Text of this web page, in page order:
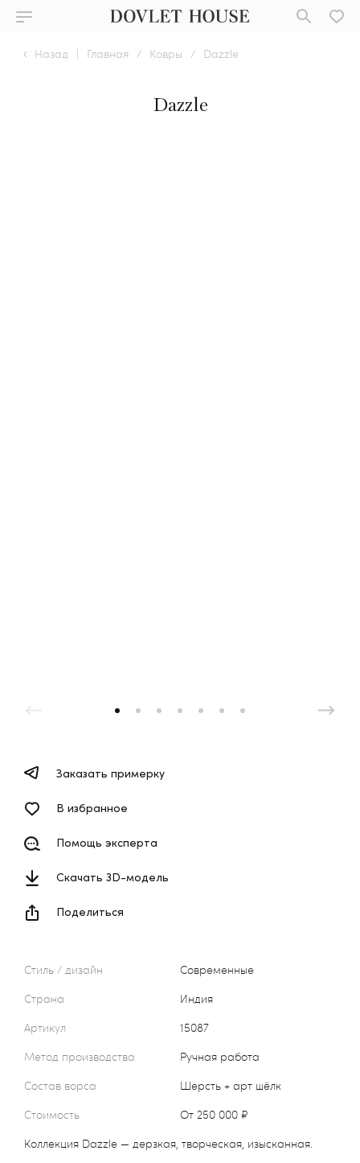
Назад | Главная / Ковры / Dazzle
Dazzle
Стиль / дизайн
Современные
Страна
Индия
Артикул
15087
Метод производства
Ручная работа
Состав ворса
Шерсть + арт шёлк
Стоимость
от 250 000 ₽
Коллекция Dazzle — дерзкая, творческая, изысканная.
Заказать примерку
В избранное
Помощь эксперта
Скачать 3D-модель
Поделиться